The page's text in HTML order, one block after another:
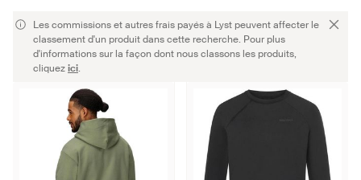
Les commissions et autres frais payés à Lyst peuvent affecter le
classement d'un produit dans cette recherche. Pour plus
d'informations sur la façon dont nous classons les produits,
cliquezici.